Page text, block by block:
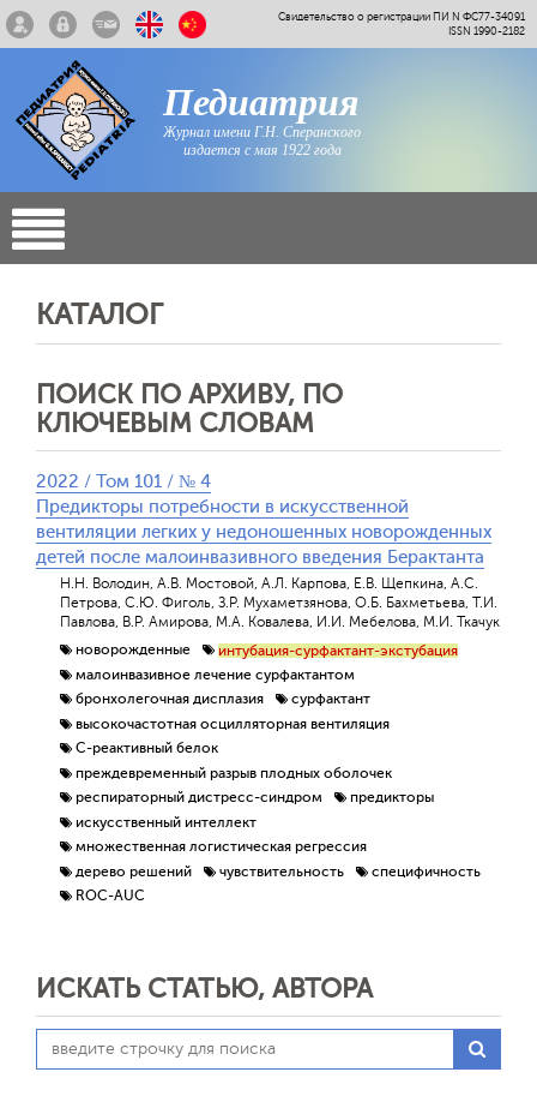
Свидетельство о регистрации ПИ N ФС77-34091
ISSN 1990-2182
Педиатрия
Журнал имени Г.Н. Сперанского
издается с мая 1922 года
КАТАЛОГ
ПОИСК ПО АРХИВУ, ПО
КЛЮЧЕВЫМ СЛОВАМ
2022 / Том 101 / № 4
Предикторы потребности в искусственной
вентиляции легких у недоношенных новорожденных
детей после малоинвазивного введения Берактанта
Н.Н. Володин, А.В. Мостовой, А.Л. Карпова, Е.В. Щепкина, А.С.
Петрова, С.Ю. Фиголь, З.Р. Мухаметзянова, О.Б. Бахметьева, Т.И.
Павлова, В.Р. Амирова, М.А. Ковалева, И.И. Мебелова, М.И. Ткачук
новорожденные
интубация-сурфактант-экстубация
малоинвазивное лечение сурфактантом
бронхолегочная дисплазия
сурфактант
высокочастотная осцилляторная вентиляция
С-реактивный белок
преждевременный разрыв плодных оболочек
респираторный дистресс-синдром
предикторы
искусственный интеллект
множественная логистическая регрессия
дерево решений
чувствительность
специфичность
ROC-AUC
ИСКАТЬ СТАТЬЮ, АВТОРА